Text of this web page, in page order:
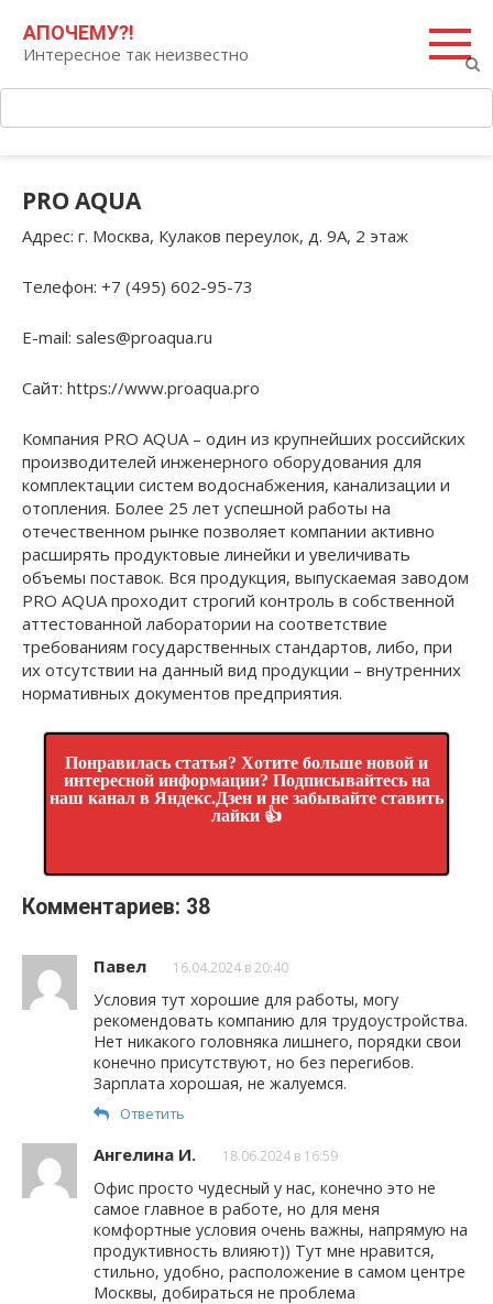
контенту
АПОЧЕМУ?!
Интересное так неизвестно
PRO AQUA
Адрес: г. Москва, Кулаков переулок, д. 9А, 2 этаж
Телефон: +7 (495) 602-95-73
E-mail: sales@proaqua.ru
Сайт: https://www.proaqua.pro
Компания PRO AQUA – один из крупнейших российских
производителей инженерного оборудования для
комплектации систем водоснабжения, канализации и
отопления. Более 25 лет успешной работы на
отечественном рынке позволяет компании активно
расширять продуктовые линейки и увеличивать
объемы поставок. Вся продукция, выпускаемая заводом
PRO AQUA проходит строгий контроль в собственной
аттестованной лаборатории на соответствие
требованиям государственных стандартов, либо, при
их отсутствии на данный вид продукции – внутренних
нормативных документов предприятия.
Понравилась статья? Хотите больше новой и
интересной информации? Подписывайтесь на
наш канал в Яндекс.Дзен и не забывайте ставить
лайки 👍
Комментариев: 38
Павел 16.04.2024 в 20:40
Условия тут хорошие для работы, могу
рекомендовать компанию для трудоустройства.
Нет никакого головняка лишнего, порядки свои
конечно присутствуют, но без перегибов.
Зарплата хорошая, не жалуемся.
Ответить
Ангелина И. 18.06.2024 в 16:59
Офис просто чудесный у нас, конечно это не
самое главное в работе, но для меня
комфортные условия очень важны, напрямую на
продуктивность влияют)) Тут мне нравится,
стильно, удобно, расположение в самом центре
Москвы, добираться не проблема